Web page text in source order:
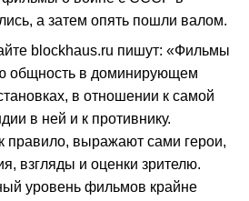
а затем опять пошли валом.
blockhaus.ru пишут: «Фильмы
общность в доминирующем
в отношении к самой
в ней и к противнику.
правило, выражают сами герои,
взгляды и оценки зрителю.
уровень фильмов крайне